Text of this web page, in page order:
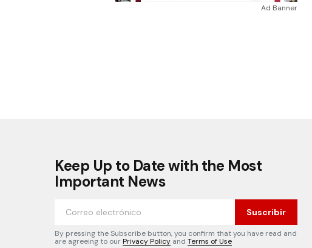
Ad Banner
Keep Up to Date with the Most
Important News
Suscribir
By pressing the Subscribe button, you confirm that you have read and
are agreeing to ourPrivacy Policy and Terms of Use